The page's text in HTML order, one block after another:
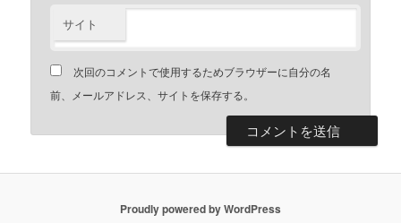
サイト
次回のコメントで使用するためブラウザーに自分の名
前、メールアドレス、サイトを保存する。
Proudly powered by WordPress